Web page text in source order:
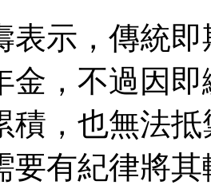
表示，傳統
金，不過因
積，也無法
要有紀律將